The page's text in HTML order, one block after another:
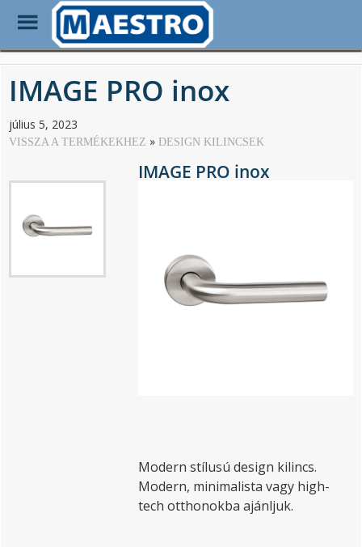
Skip
main
Toggle
Menu
IMAGE PRO inox
július 5, 2023
VISSZA A TERMÉKEKHEZ DESIGN KILINCSEK
IMAGE PRO inox
Modern stílusú design kilincs.
Modern, minimalista vagy high-
tech otthonokba ajánljuk.